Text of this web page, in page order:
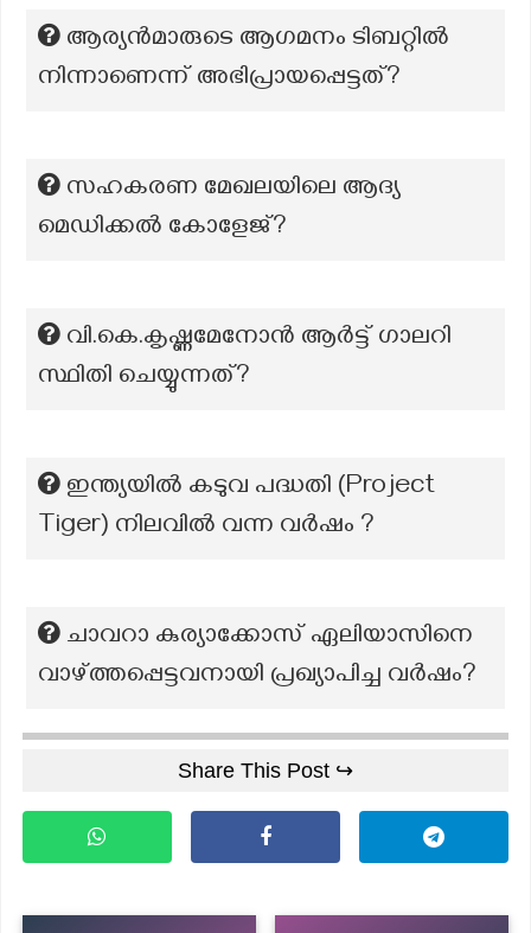
ആര്യൻമാരുടെ ആഗമനം ടിബറ്റിൽ
നിന്നാണെന്ന് അഭിപ്രായപ്പെട്ടത്?
സഹകരണ മേഖലയിലെ ആദ്യ
മെഡിക്കല്‍ കോളേജ്?
വി.കെ.കൃഷ്ണമേനോൻ ആർട്ട് ഗാലറി
സ്ഥിതി ചെയ്യുന്നത്?
ഇന്ത്യയിൽ കടുവ പദ്ധതി (Project
Tiger) നിലവിൽ വന്ന വർഷം ?
ചാവറാ കുര്യാക്കോസ് ഏലിയാസിനെ
വാഴ്ത്തപ്പെട്ടവനായി പ്രഖ്യാപിച്ച വർഷം?
Share This Post ↪